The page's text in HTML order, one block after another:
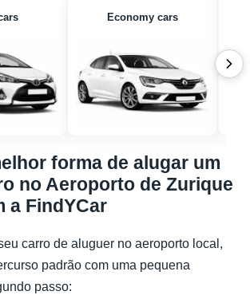
Economy cars
forma de alugar um
no Aeroporto de Zurique
a FindYCar
carro de aluguer no aeroporto local,
padrão com uma pequena
passo: